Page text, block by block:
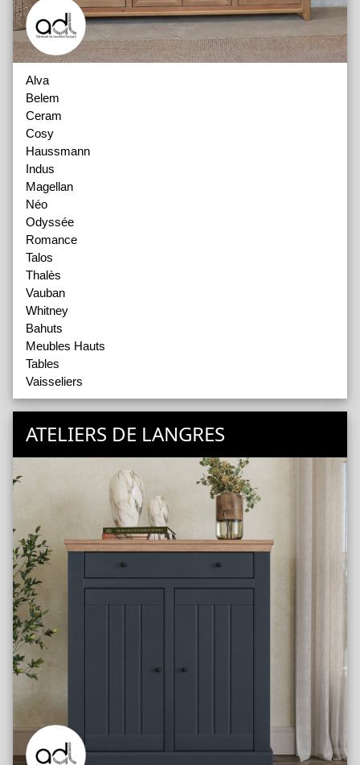
Alva
Belem
Ceram
Cosy
Haussmann
Indus
Magellan
Néo
Odyssée
Romance
Talos
Thalès
Vauban
Whitney
Bahuts
Meubles Hauts
Tables
Vaisseliers
ATELIERS DE LANGRES